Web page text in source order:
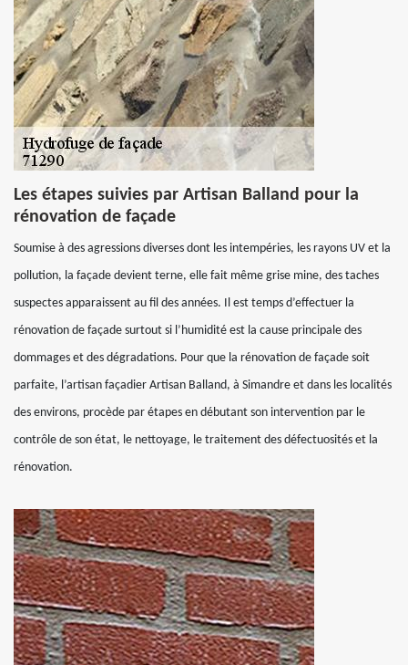
Les étapes suivies par Artisan Balland pour la
rénovation de façade
Soumise à des agressions diverses dont les intempéries, les rayons UV et la
pollution, la façade devient terne, elle fait même grise mine, des taches
suspectes apparaissent au fil des années. Il est temps d’effectuer la
rénovation de façade surtout si l’humidité est la cause principale des
dommages et des dégradations. Pour que la rénovation de façade soit
parfaite, l’artisan façadier Artisan Balland, à Simandre et dans les localités
des environs, procède par étapes en débutant son intervention par le
contrôle de son état, le nettoyage, le traitement des défectuosités et la
rénovation.